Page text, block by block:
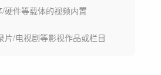
硬件等载体的视频内置
片/电视剧等影视作品或栏目